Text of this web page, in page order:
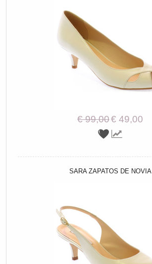
€ 99,00€ 49,00
SARA ZAPATOS DE NOVIA